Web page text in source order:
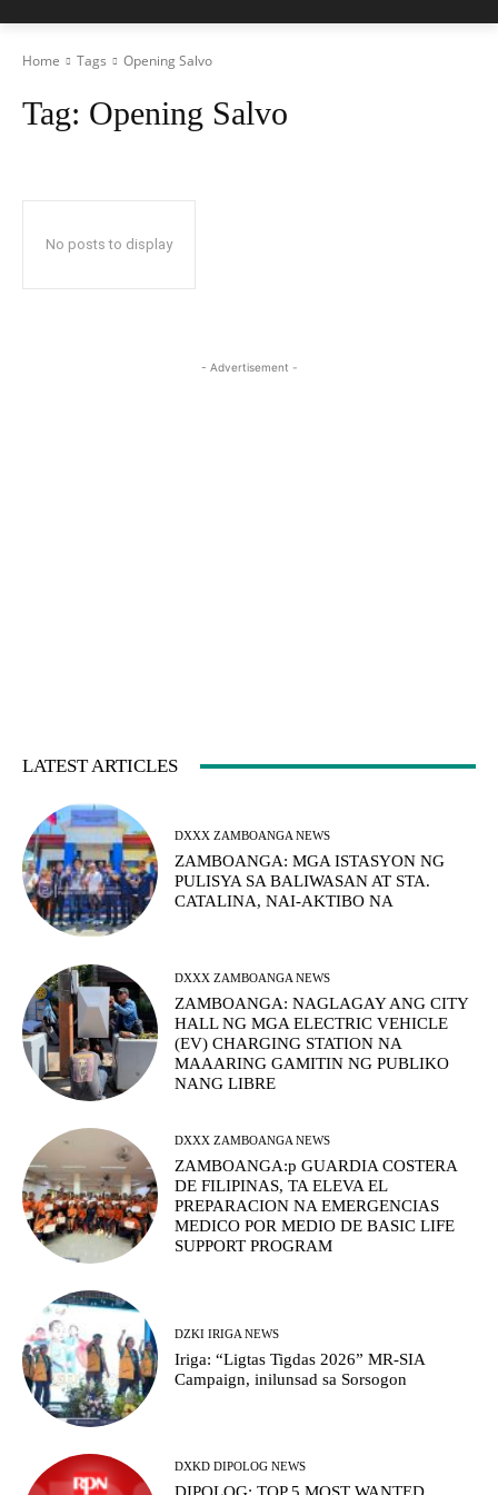
Home Tags Opening Salvo
Tag: Opening Salvo
No posts to display
- Advertisement -
LATEST ARTICLES
DXXX ZAMBOANGA NEWS
ZAMBOANGA: MGA ISTASYON NG
PULISYA SA BALIWASAN AT STA.
CATALINA, NAI-AKTIBO NA
DXXX ZAMBOANGA NEWS
ZAMBOANGA: NAGLAGAY ANG CITY
HALL NG MGA ELECTRIC VEHICLE
(EV) CHARGING STATION NA
MAAARING GAMITIN NG PUBLIKO
NANG LIBRE
DXXX ZAMBOANGA NEWS
ZAMBOANGA:p GUARDIA COSTERA
DE FILIPINAS, TA ELEVA EL
PREPARACION NA EMERGENCIAS
MEDICO POR MEDIO DE BASIC LIFE
SUPPORT PROGRAM
DZKI IRIGA NEWS
Iriga: “Ligtas Tigdas 2026” MR-SIA
Campaign, inilunsad sa Sorsogon
DXKD DIPOLOG NEWS